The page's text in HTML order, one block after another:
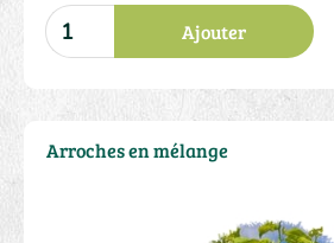
Ajouter
Arroches en mélange